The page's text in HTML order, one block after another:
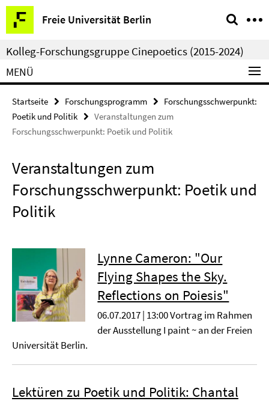
Springe
direkt
zu
Inhalt
Freie Universität Berlin
Service-
Navigation
Kolleg-Forschungsgruppe Cinepoetics (2015-2024)
MENÜ
Startseite Forschungsprogramm
Forschungsschwerpunkt:
Poetik und Politik
Veranstaltungen zum
Forschungsschwerpunkt: Poetik und Politik
Veranstaltungen zum
Forschungsschwerpunkt: Poetik und
Politik
Lynne Cameron: "Our
Flying Shapes the Sky.
Reflections on Poiesis"
06.07.2017 | 13:00 Vortrag im Rahmen
der Ausstellung I paint ~ an der Freien
Universität Berlin.
Lektüren zu Poetik und Politik: Chantal